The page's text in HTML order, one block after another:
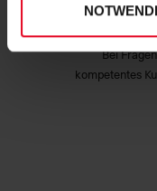
Bei
kompetentes